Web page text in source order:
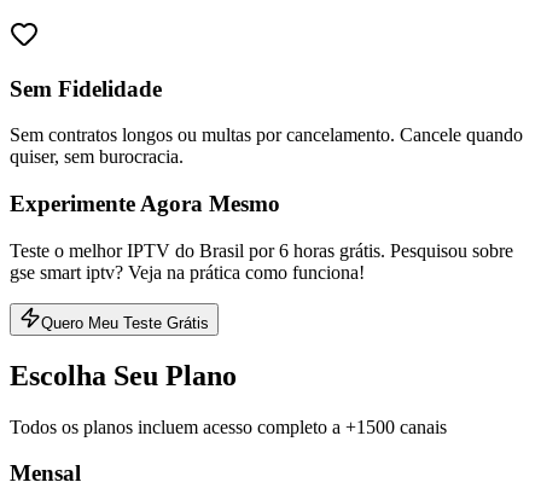
Sem Fidelidade
Sem contratos longos ou multas por cancelamento. Cancele quando
quiser, sem burocracia.
Experimente Agora Mesmo
Teste o melhor IPTV do Brasil por 6 horas grátis. Pesquisou sobre
gse smart iptv? Veja na prática como funciona!
Quero Meu Teste Grátis
Escolha Seu Plano
Todos os planos incluem acesso completo a +1500 canais
Mensal